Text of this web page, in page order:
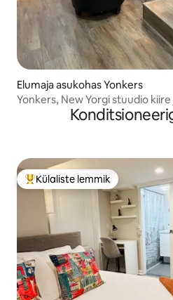
Elumaja asukohas Yonkers
Yonkers, New Yorgi stuudio
Külaliste suur lemmik
Külaliste lemmik